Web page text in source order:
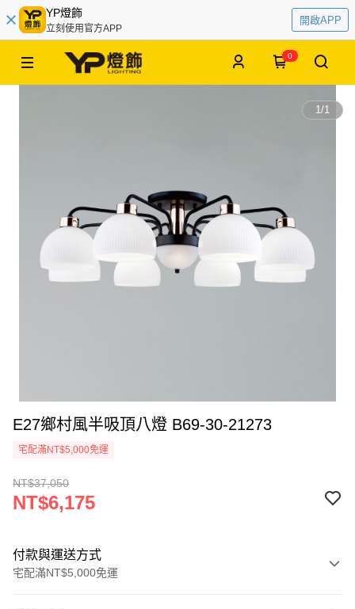
YP燈飾
立刻使用官方APP
開啟APP
0
1/1
E27鄉村風半吸頂八燈 B69-30-21273
宅配滿NT$5,000免運
NT$37,050
NT$6,175
付款與運送方式
宅配滿NT$5,000免運